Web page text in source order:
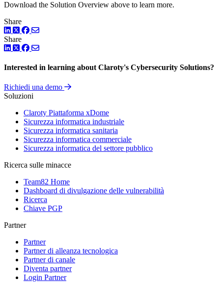
Download the Solution Overview above to learn more.
Share
LinkedIn
TwitterFacebook
Share
LinkedIn
TwitterFacebook
Interested in learning about Claroty's Cybersecurity Solutions?
Richiedi una demo
Soluzioni
Claroty Piattaforma xDome
Sicurezza informatica industriale
Sicurezza informatica sanitaria
Sicurezza informatica commerciale
Sicurezza informatica del settore pubblico
Ricerca sulle minacce
Team82 Home
Dashboard di divulgazione delle vulnerabilità
Ricerca
Chiave PGP
Partner
Partner
Partner di alleanza tecnologica
Partner di canale
Diventa partner
Login Partner